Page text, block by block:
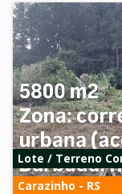
Lote / Terreno
Carazinho - RS